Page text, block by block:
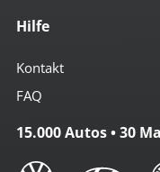
Hilfe
Kontakt
FAQ
15.000 Autos • 30